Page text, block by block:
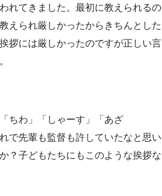
れてきました。 最初に教えられるの
えられ厳しかったから きちんとした
挨拶には厳しかったのですが正しい言
ちわ」
「しゃーす」「あざ
で先輩も監督も許していたなと思い
？ 子どもたちにも このような挨拶な